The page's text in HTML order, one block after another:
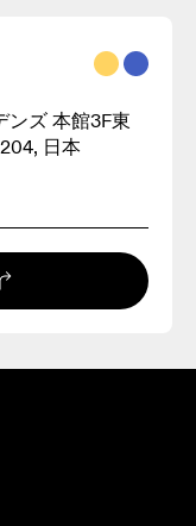
ンズ 本館3F東
日本